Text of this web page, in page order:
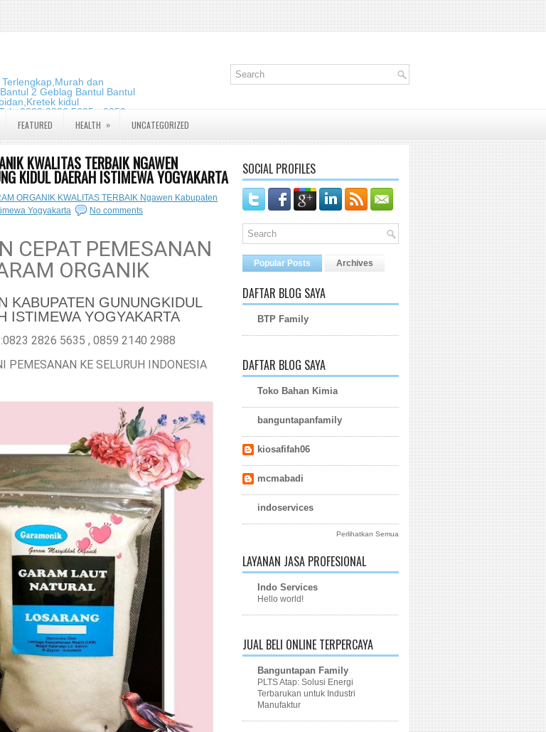
dan
2 Geblag Bantul Bantul
kidul
2826 5635 - 0859
FEATURED HEALTH » UNCATEGORIZED
KWALITAS TERBAIK NGAWEN
KIDUL DAERAH ISTIMEWA YOGYAKARTA
ORGANIK KWALITAS TERBAIK Ngawen Kabupaten
Yogyakarta
No comments
CEPAT PEMESANAN
ORGANIK
KABUPATEN GUNUNGKIDUL
ISTIMEWA YOGYAKARTA
2826 5635 , 0859 2140 2988
PEMESANAN KE SELURUH INDONESIA
SOCIAL PROFILES
Popular Posts Archives
DAFTAR BLOG SAYA
BTP Family
DAFTAR BLOG SAYA
Toko Bahan Kimia
banguntapanfamily
kiosafifah06
mcmabadi
indoservices
Perlihatkan Semua
LAYANAN JASA PROFESIONAL
Indo Services
Hello world!
JUAL BELI ONLINE TERPERCAYA
Banguntapan Family
PLTS Atap: Solusi Energi
Terbarukan untuk Industri
Manufaktur